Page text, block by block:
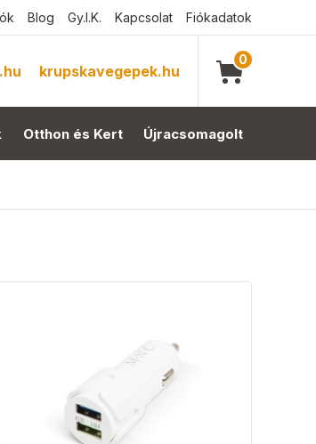
Blog Gy.I.K. Kapcsolat Fiókadatok
krupskavegepek.hu
0
Otthon és Kert Újracsomagolt